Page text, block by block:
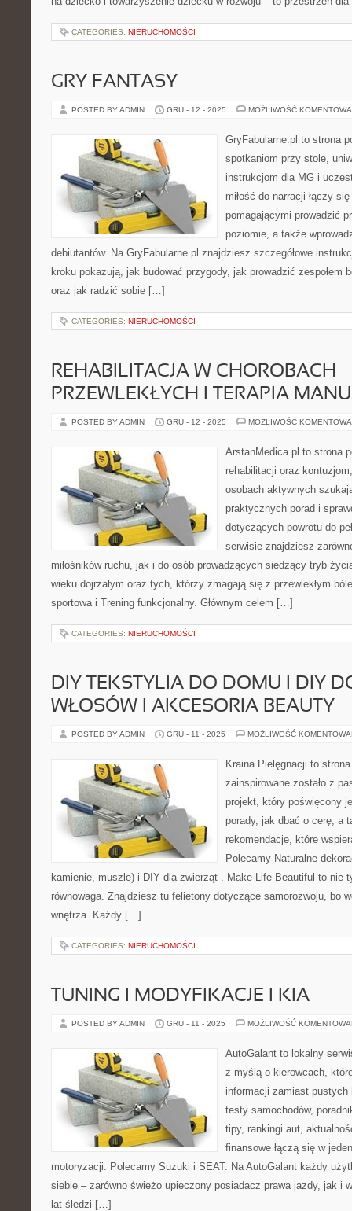
CATEGORIES: NIERUCHOMOŚCI
GRY FANTASY
POSTED BY ADMIN GRU - 12 - 2025 MOŻLIWOŚĆ
GryFabularne.pl to strona
spotkaniom przy stole,
instrukcjom dla MG i
miłość do narracji łączy
pomagającymi prowadzić
poziomie, a także
debiutantów. Na GryFabularne.pl znajdziesz szczegółowe
kroku pokazują, jak budować przygody, jak prowadzić zespołem
oraz jak radzić sobie […]
CATEGORIES: NIERUCHOMOŚCI
REHABILITACJA W CHOROBACH
PRZEWLEKŁYCH I TERAPIA
POSTED BY ADMIN GRU - 12 - 2025 MOŻLIWOŚĆ
ArstanMedica.pl to strona
rehabilitacji oraz
osobach aktywnych
praktycznych porad i
dotyczących powrotu do
serwisie znajdziesz
miłośników ruchu, jak i do osób prowadzących siedzący tryb
wieku dojrzałym oraz tych, którzy zmagają się z przewlekłym
sportowa i Trening funkcjonalny. Głównym celem […]
CATEGORIES: NIERUCHOMOŚCI
DIY TEKSTYLIA DO DOMU I DIY
WŁOSÓW I AKCESORIA BEAUTY
POSTED BY ADMIN GRU - 11 - 2025 MOŻLIWOŚĆ
Kraina Pielęgnacji to
zainspirowane zostało z
projekt, który poświęcony
porady, jak dbać o cerę, a
rekomendacje, które
Polecamy Naturalne
kamienie, muszle) i DIY dla zwierząt . Make Life Beautiful to nie
równowaga. Znajdziesz tu felietony dotyczące samorozwoju, bo
wnętrza. Każdy […]
CATEGORIES: NIERUCHOMOŚCI
TUNING I MODYFIKACJE I KIA
POSTED BY ADMIN GRU - 11 - 2025 MOŻLIWOŚĆ
AutoGalant to lokalny
z myślą o kierowcach,
informacji zamiast pustych
testy samochodów,
tipy, rankingi aut,
finansowe łączą się w
motoryzacji. Polecamy Suzuki i SEAT. Na AutoGalant każdy
siebie – zarówno świeżo upieczony posiadacz prawa jazdy, jak i
lat śledzi […]